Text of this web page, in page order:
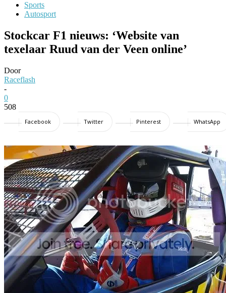
Sports
Autosport
Stockcar F1 nieuws: ‘Website van
texelaar Ruud van der Veen online’
Door
Raceflash
-
0
508
Facebook Twitter Pinterest WhatsApp